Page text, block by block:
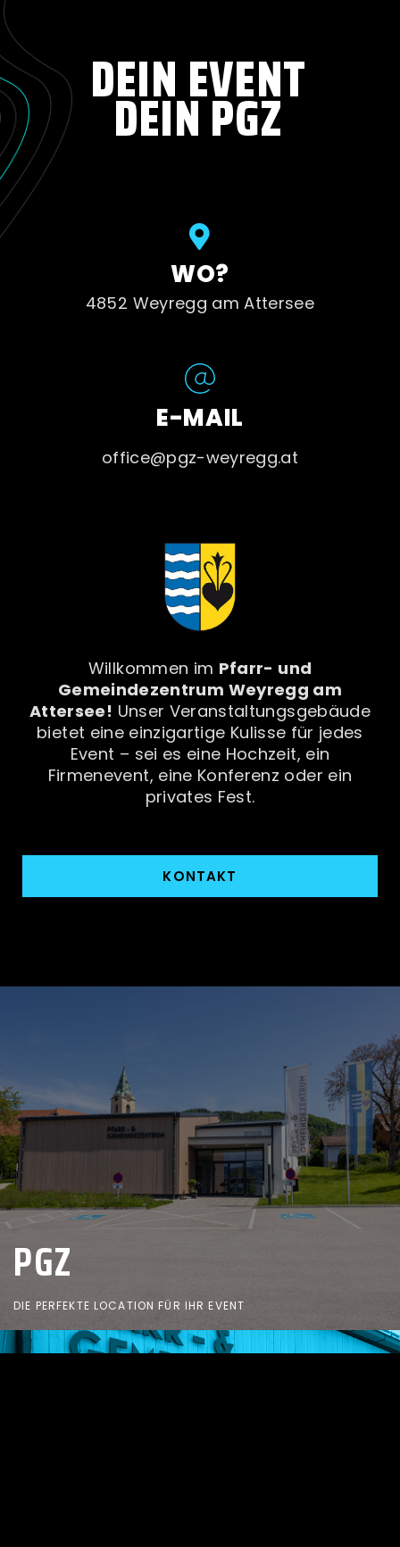
DEIN EVENT
DEIN PGZ
WO?
4852 Weyregg am Attersee
E-MAIL
office@pgz-weyregg.at
Willkommen im Pfarr- und
Gemeindezentrum Weyregg am
Attersee! Unser Veranstaltungsgebäude
bietet eine einzigartige Kulisse für jedes
Event – sei es eine Hochzeit, ein
Firmenevent, eine Konferenz oder ein
privates Fest.
KONTAKT
PGZ
DIE PERFEKTE LOCATION FÜR IHR EVENT